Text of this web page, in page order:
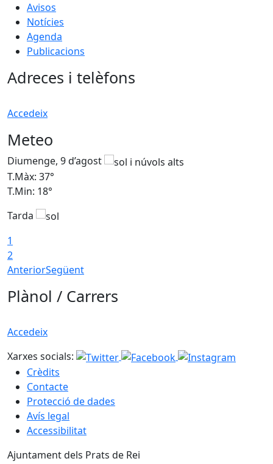
Avisos
Notícies
Agenda
Publicacions
Adreces i telèfons
Accedeix
Meteo
Diumenge, 9 d’agost
T.Màx: 37°
T.Min: 18°
Tarda
1
2
AnteriorSegüent
Plànol / Carrers
Accedeix
Xarxes socials:
Crèdits
Contacte
Protecció de dades
Avís legal
Accessibilitat
Ajuntament dels Prats de Rei